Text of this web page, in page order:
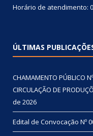
Horário de atendimento:
ÚLTIMAS
CHAMAMENTO PÚBLICO
CIRCULAÇÃO DE
de 2026
Edital de Convocação Nº